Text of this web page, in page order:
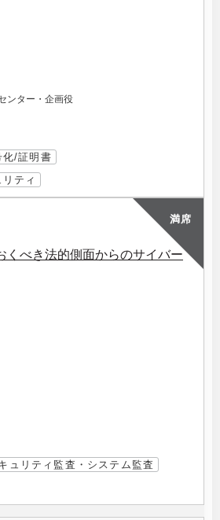
ンター・企画役
化/証明書
ティ
満席
くべき法的側面からのサイバー
ュリティ監査・システム監査